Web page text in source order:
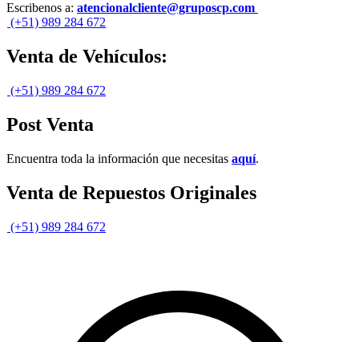
Escribenos a: atencionalcliente@gruposcp.com
(+51) 989 284 672
Venta de Vehículos:
(+51) 989 284 672
Post Venta
Encuentra toda la información que necesitas aquí.
Venta de Repuestos Originales
(+51) 989 284 672